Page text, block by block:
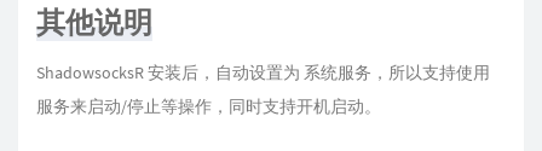
其他说明
ShadowsocksR 安装后，自动设置为 系统服务，所以支持使用
服务来启动/停止等操作，同时支持开机启动。